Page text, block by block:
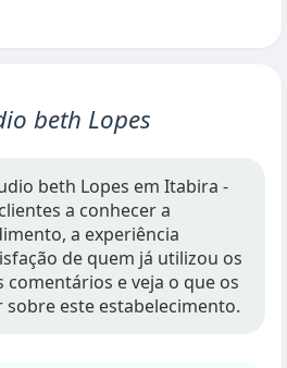
beth Lopes
beth Lopes em Itabira -
a conhecer a
a experiência
de quem já utilizou os
comentários e veja o que os
sobre este estabelecimento.